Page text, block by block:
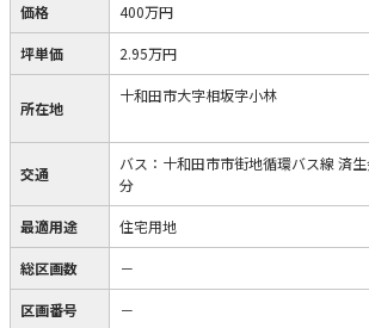
価格 400万円
坪単価 2.95万円
所在地
十和田市大字相坂字小林
交通
バス：十和田市市街地循環バス線 済
分
最適用途 住宅用地
総区画数 －
区画番号 －